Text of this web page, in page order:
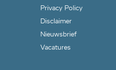
Privacy Policy
Disclaimer
Nieuwsbrief
Vacatures